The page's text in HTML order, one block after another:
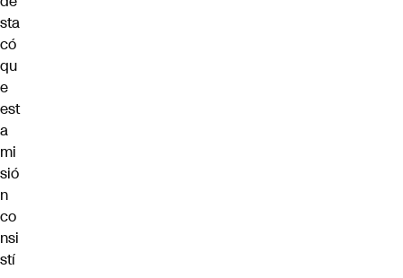
sta
có
qu
e
est
a
mi
sió
n
co
nsi
stí